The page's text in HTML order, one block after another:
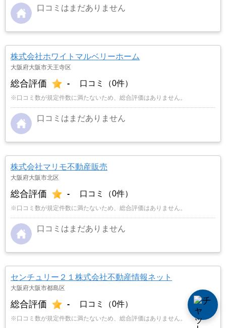
口コミはまだありません
株式会社ホワイトマルベリーホーム
大阪府大阪市天王寺区
総合評価 - 口コミ（0件）
※口コミ数が規定件数に満たないため、総合評価はありません。
口コミはまだありません
株式会社マリモ不動産販売
大阪府大阪市北区
総合評価 - 口コミ（0件）
※口コミ数が規定件数に満たないため、総合評価はありません。
口コミはまだありません
センチュリー２１株式会社不動産情報ネット
大阪府大阪市都島区
総合評価 - 口コミ（0件）
※口コミ数が規定件数に満たないため、総合評価はありません。